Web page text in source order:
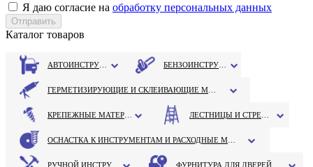
Я даю согласие на обработку персональных данных
Каталог товаров